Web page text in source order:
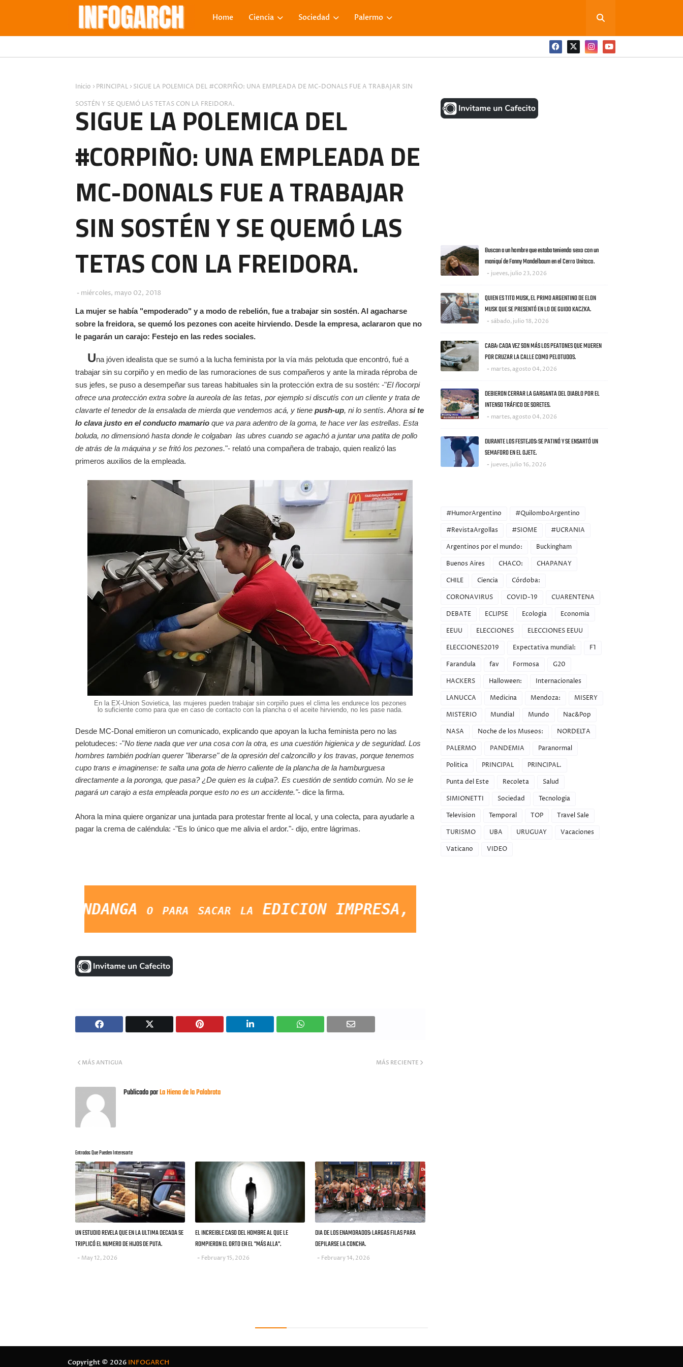
Home Ciencia Sociedad Palermo
Inicio PRINCIPAL
SIGUE LA POLEMICA DEL #CORPIÑO: UNA EMPLEADA DE MC-DONALS FUE A TRABAJAR SIN
SOSTÉN Y SE QUEMÓ LAS TETAS CON LA FREIDORA.
SIGUE LA POLEMICA DEL
#CORPIÑO: UNA EMPLEADA DE
MC-DONALS FUE A TRABAJAR
SIN SOSTÉN Y SE QUEMÓ LAS
TETAS CON LA FREIDORA.
miércoles, mayo 02, 2018
La mujer se había "empoderado" y a modo de rebelión, fue a trabajar sin sostén. Al agacharse
sobre la freidora, se quemó los pezones con aceite hirviendo. Desde la empresa, aclararon que no
le pagarán un carajo: Festejo en las redes sociales.
Una jóven idealista que se sumó a la lucha feminista por la vía más pelotuda que encontró, fué a
trabajar sin su corpiño y en medio de las rumoraciones de sus compañeros y ante la mirada réproba de
sus jefes, se puso a desempeñar sus tareas habituales sin la protección extra de su sostén: -"El ñocorpi
ofrece una protección extra sobre la aureola de las tetas, por ejemplo si discutís con un cliente y trata de
clavarte el tenedor de la ensalada de mierda que vendemos acá, y tiene push-up, ni lo sentís. Ahora si te
lo clava justo en el conducto mamario que va para adentro de la goma, te hace ver las estrellas. Esta
boluda, no dimensionó hasta donde le colgaban las ubres cuando se agachó a juntar una patita de pollo
de atrás de la máquina y se fritó los pezones."- relató una compañera de trabajo, quien realizó las
primeros auxilios de la empleada.
En la EX-Union Sovietica, las mujeres pueden trabajar sin corpiño pues el clima les endurece los pezones
lo suficiente como para que en caso de contacto con la plancha o el aceite hirviendo, no les pase nada.
Desde MC-Donal emitieron un comunicado, explicando que apoyan la lucha feminista pero no las
pelotudeces: -"No tiene nada que ver una cosa con la otra, es una cuestión higienica y de seguridad. Los
hombres también podrían querer "liberarse" de la opresión del calzoncillo y los travas, porque tenemos
cupo trans e imaginense: te salta una gota de hierro caliente de la plancha de la hamburguesa
directamente a la poronga, que pasa? ¿De quien es la culpa?. Es cuestión de sentido común. No se le
pagará un carajo a esta empleada porque esto no es un accidente."- dice la firma.
Ahora la mina quiere organizar una juntada para protestar frente al local, y una colecta, para ayudarle a
pagar la crema de caléndula: -"Es lo único que me alivia el ardor."- dijo, entre lágrimas.
o para sacar la EDICION IMPRESA, lo que ocurra primero. Saludos Y GRACIAS."
MÁS RECIENTE
MÁS ANTIGUA
Publicado porLa Hiena de la Palabrota
Entradas Que Pueden Interesarte
UN ESTUDIO REVELA QUE EN LA ULTIMA DECADA SE
TRIPLICÓ EL NUMERO DE HIJOS DE PUTA.
May 12, 2026
EL INCREIBLE CASO DEL HOMBRE AL QUE LE
ROMPIERON EL ORTO EN EL "MÁS ALLA".
February 15, 2026
DIA DE LOS ENAMORADOS: LARGAS FILAS PARA
DEPILARSE LA CONCHA.
February 14, 2026
Buscan a un hombre que estaba teniendo sexo con un
maniquí de Fanny Mandelbaum en el Cerro Unitoco.
jueves, julio 23, 2026
QUIEN ES TITO MUSK, EL PRIMO ARGENTINO DE ELON
MUSK QUE SE PRESENTÓ EN LO DE GUIDO KACZKA.
sábado, julio 18, 2026
CABA: CADA VEZ SON MÁS LOS PEATONES QUE MUEREN
POR CRUZAR LA CALLE COMO PELOTUDOS.
martes, agosto 04, 2026
DEBIERON CERRAR LA GARGANTA DEL DIABLO POR EL
INTENSO TRÁFICO DE SORETES.
martes, agosto 04, 2026
DURANTE LOS FESTEJOS: SE PATINÓ Y SE ENSARTÓ UN
SEMAFORO EN EL OJETE.
jueves, julio 16, 2026
#HumorArgentino
#QuilomboArgentino
#RevistaArgollas
#SIOME
#UCRANIA
Argentinos por el mundo:
Buckingham
Buenos Aires
CHACO:
CHAPANAY
CHILE
Ciencia
Córdoba:
CORONAVIRUS
COVID-19
CUARENTENA
DEBATE
ECLIPSE Ecologia
Economia
EEUU
ELECCIONES
ELECCIONES EEUU
ELECCIONES2019
Expectativa mundial:
F1
Farandula
fav Formosa
G20
HACKERS
Halloween:
Internacionales
LANUCCA
Medicina Mendoza:
MISERY
MISTERIO
Mundial Mundo
Nac&Pop
NASA
Noche de los Museos:
NORDELTA
PALERMO
PANDEMIA
Paranormal
Politica
PRINCIPAL
PRINCIPAL.
Punta del Este
Recoleta
Salud
SIMIONETTI
Sociedad
Tecnologia
Television
Temporal TOP
Travel Sale
TURISMO
UBA URUGUAY
Vacaciones
Vaticano
VIDEO
Copyright © 2026 INFOGARCH